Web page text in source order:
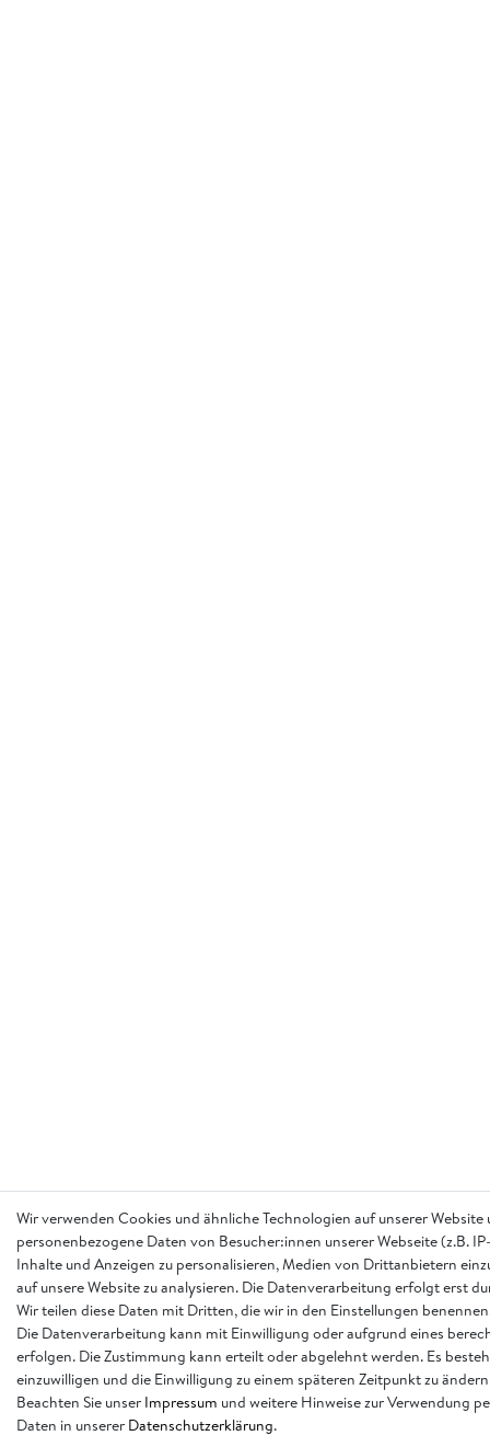
Wir verwenden Cookies und ähnliche Technologien auf unserer
personenbezogene Daten von Besucher:innen unserer Webseite (z.B.
Inhalte und Anzeigen zu personalisieren, Medien von Drittanbietern
auf unsere Website zu analysieren. Die Datenverarbeitung erfolgt erst
Wir teilen diese Daten mit Dritten, die wir in den Einstellungen
Die Datenverarbeitung kann mit Einwilligung oder aufgrund eines
erfolgen. Die Zustimmung kann erteilt oder abgelehnt werden. Es
einzuwilligen und die Einwilligung zu einem späteren Zeitpunkt zu
Beachten Sie unser Impressum und weitere Hinweise zur Verwendung
Daten in unserer Daten­schutz­erklärung.